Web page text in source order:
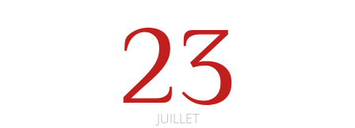
23
JUILLET